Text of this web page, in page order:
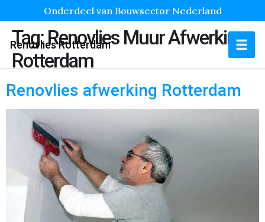
Onderdeel van Bouwsector Nederland
Renovlies Rotterdam
Tag:Renovlies Muur Afwerking
Rotterdam
Renovlies afwerking Rotterdam